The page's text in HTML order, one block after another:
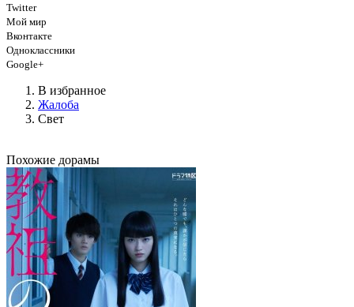
Twitter
Мой мир
Вконтакте
Одноклассники
Google+
В избранное
Жалоба
Свет
Похожие дорамы